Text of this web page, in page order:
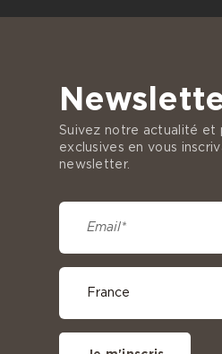
Suivez notre actualité
exclusives en vous
newsletter.